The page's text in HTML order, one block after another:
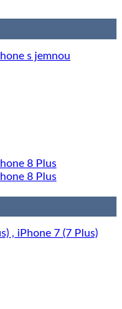
s jemnou
, iPhone 7 (7 Plus)